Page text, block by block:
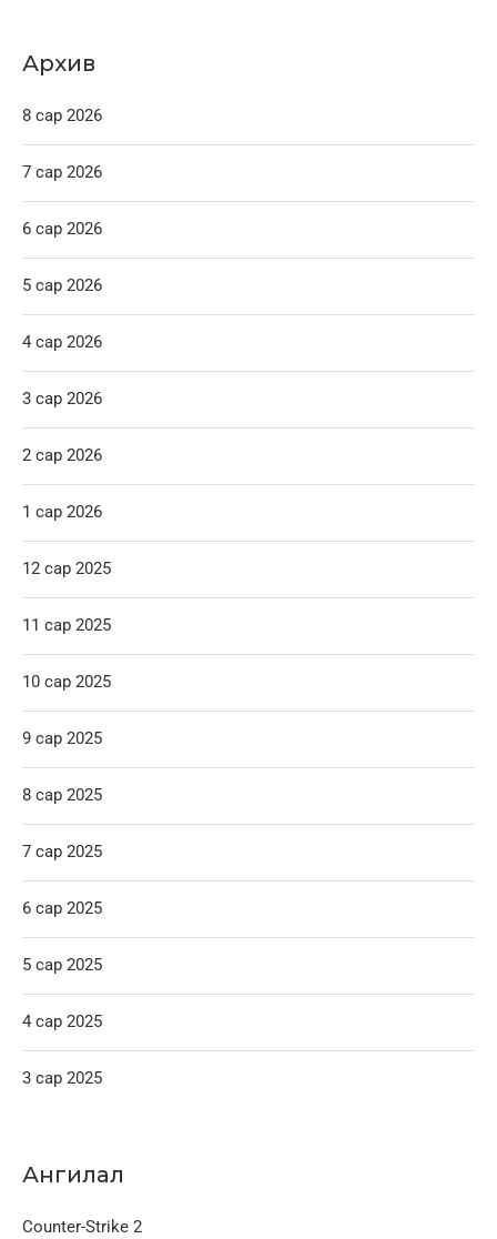
Архив
8 сар 2026
7 сар 2026
6 сар 2026
5 сар 2026
4 сар 2026
3 сар 2026
2 сар 2026
1 сар 2026
12 сар 2025
11 сар 2025
10 сар 2025
9 сар 2025
8 сар 2025
7 сар 2025
6 сар 2025
5 сар 2025
4 сар 2025
3 сар 2025
Ангилал
Counter-Strike 2